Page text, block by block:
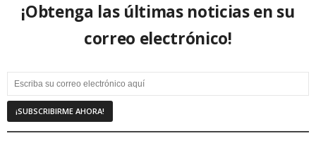
¡Obtenga las últimas noticias en su
correo electrónico!